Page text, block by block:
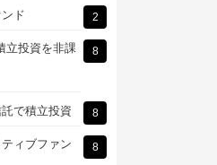
ド 2
立投資を非課 8
で積立投資 8
ィブファン 8